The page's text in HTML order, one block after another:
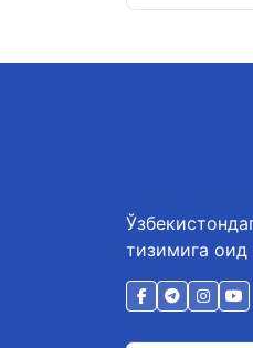
тизимига